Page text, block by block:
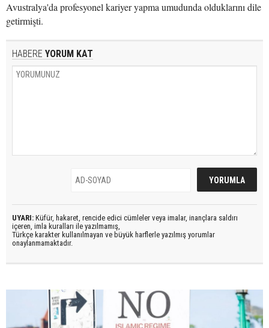
Avustralya'da profesyonel kariyer yapma umudunda olduklarını dile
getirmişti.
HABERE YORUM KAT
UYARI: Küfür, hakaret, rencide edici cümleler veya imalar, inançlara saldırı
içeren, imla kuralları ile yazılmamış,
Türkçe karakter kullanılmayan ve büyük harflerle yazılmış yorumlar
onaylanmamaktadır.